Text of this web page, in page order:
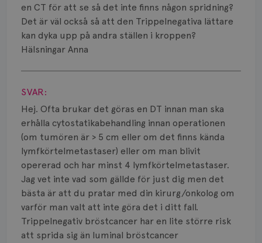
en CT för att se så det inte finns någon spridning?
Det är väl också så att den Trippelnegativa lättare
kan dyka upp på andra ställen i kroppen?
Hälsningar Anna
Visa svar
SVAR:
Hej. Ofta brukar det göras en DT innan man ska
erhålla cytostatikabehandling innan operationen
(om tumören är > 5 cm eller om det finns kända
lymfkörtelmetastaser) eller om man blivit
opererad och har minst 4 lymfkörtelmetastaser.
Jag vet inte vad som gällde för just dig men det
bästa är att du pratar med din kirurg/onkolog om
varför man valt att inte göra det i ditt fall.
Trippelnegativ bröstcancer har en lite större risk
att sprida sig än luminal bröstcancer
Knöl
Läkemedel
Smärta
Prognos
Risker
Spridd bröstcancer
Strålning
Vätska